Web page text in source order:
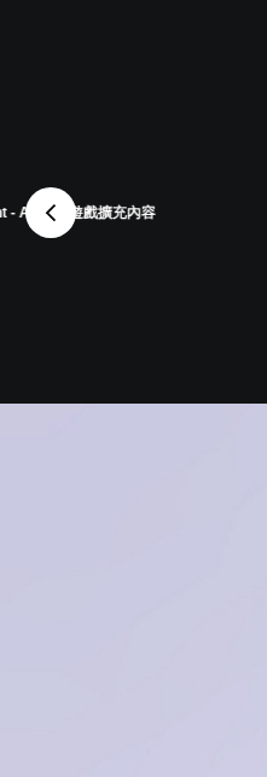
- Alien》遊戲擴充內容